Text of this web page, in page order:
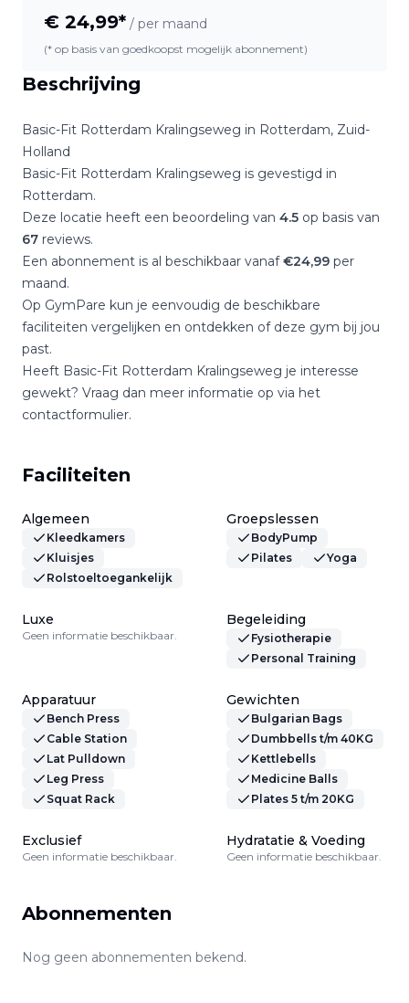
Beschrijving
Basic-Fit Rotterdam Kralingseweg in Rotterdam, Zuid-
Holland
Basic-Fit Rotterdam Kralingseweg is gevestigd in
Rotterdam.
Deze locatie heeft een beoordeling van 4.5 op basis van
67 reviews.
Een abonnement is al beschikbaar vanaf€24,99 per
maand.
Op GymPare kun je eenvoudig de beschikbare
faciliteiten vergelijken en ontdekken of deze gym bij jou
past.
Heeft Basic-Fit Rotterdam Kralingseweg je interesse
gewekt? Vraag dan meer informatie op via het
contactformulier.
Faciliteiten
Algemeen
Kleedkamers
Kluisjes
Rolstoeltoegankelijk
Groepslessen
BodyPump
Pilates
Yoga
Luxe
Geen informatie beschikbaar.
Begeleiding
Fysiotherapie
Personal Training
Apparatuur
Bench Press
Cable Station
Lat Pulldown
Leg Press
Squat Rack
Gewichten
Bulgarian Bags
Dumbbells t/m 40KG
Kettlebells
Medicine Balls
Plates 5 t/m 20KG
Exclusief
Geen informatie beschikbaar.
Hydratatie & Voeding
Geen informatie beschikbaar.
Abonnementen
Nog geen abonnementen bekend.
€ 24,99* / per maand
(* op basis van goedkoopst mogelijk abonnement)